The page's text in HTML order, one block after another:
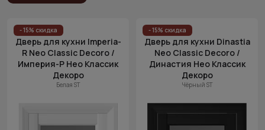
Цена
(возр.)
Цена (убыв.)
Cначала
новинки
Cначала
скидки
- 15% скидка
Дверь для кухни Imperia-
R Neo Classic Decoro /
Империя-Р Нео Классик
Декоро
Белая ST
- 15% скидка
Дверь для кухни Dinastia
Neo Classic Decoro /
Династия Нео Классик
Декоро
Чёрный ST